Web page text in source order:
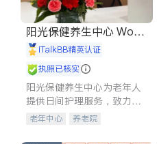
阳光保健养生中心 World
shine
iTalkBB精英认证
执照已核实
阳光保健养生中心为老年人
提供日间护理服务，致力于
通过持续的护理创新来有效
老年中心 养老院